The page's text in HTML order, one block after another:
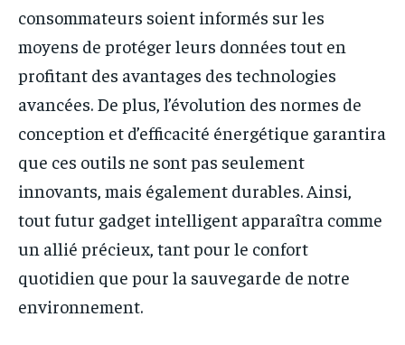
consommateurs soient informés sur les
moyens de protéger leurs données tout en
profitant des avantages des technologies
avancées. De plus, l’évolution des normes de
conception et d’efficacité énergétique garantira
que ces outils ne sont pas seulement
innovants, mais également durables. Ainsi,
tout futur gadget intelligent apparaîtra comme
un allié précieux, tant pour le confort
quotidien que pour la sauvegarde de notre
environnement.